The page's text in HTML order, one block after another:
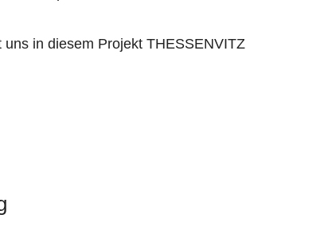
uns in diesem Projekt THESSENVITZ